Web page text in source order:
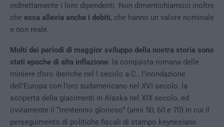
indirettamente i loro dipendenti. Non dimentichiamoci inoltre
che essa allevia anche i debiti, che hanno un valore nominale
e non reale.
Molti dei periodi di maggior sviluppo della nostra storia sono
stati epoche di alta inflazione: la conquista romana delle
miniere d’oro iberiche nel I secolo a.C., l’inondazione
dell’Europa con l’oro sudamericano nel XVI secolo, la
scoperta della giacimenti in Alaska nel XIX secolo, ed
ovviamente il “trentennio glorioso” (anni 50, 60 e 70) in cui il
perseguimento di politiche fiscali di stampo keynesiano